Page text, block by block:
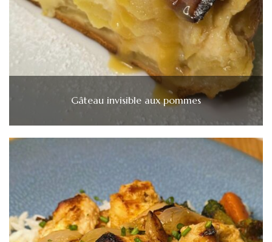
Gâteau invisible aux pommes